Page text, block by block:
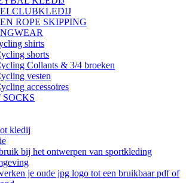
ROPE SKIPPING
shirts
shorts
Collants & 3/4 broeken
vesten
accessoires
SOCKS
kledij
bij het ontwerpen van sportkleding
je oude jpg logo tot een bruikbaar pdf of